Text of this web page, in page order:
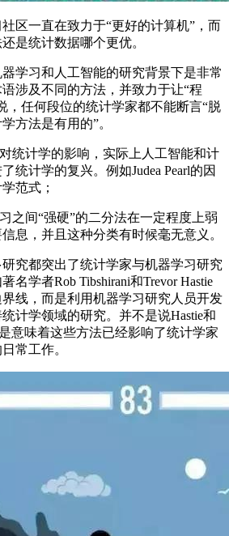
一直在致力于“更好的计算机”，而
是统计数据哪个更优。
习和人工智能的研究背景下是非常
涉及不同的方法，并致力于让“程
，任何段位的统计学家都不能断言“脱
方法是有用的”。
计学的影响，实际上人工智能和计
统计学的复兴。例如Judea Pearl的因
范式；
间“强硬”的二分法在一定程度上弱
息，并且这种分类有时候毫无意义。
都突出了统计学家与机器学习研究
名学者Rob Tibshirani和Trevor Hastie
线，而是利用机器学习研究人员开发
计学领域的研究。并不是说Hastie和
意味着这些方法已经影响了统计学家
常工作。